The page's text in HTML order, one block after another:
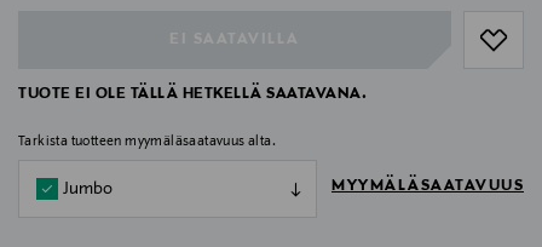
TUOTE EI OLE TÄLLÄ HETKELLÄ SAATAVANA.
Tarkista tuotteen myymäläsaatavuus alta.
Jumbo MYYMÄLÄSAATAVUUS